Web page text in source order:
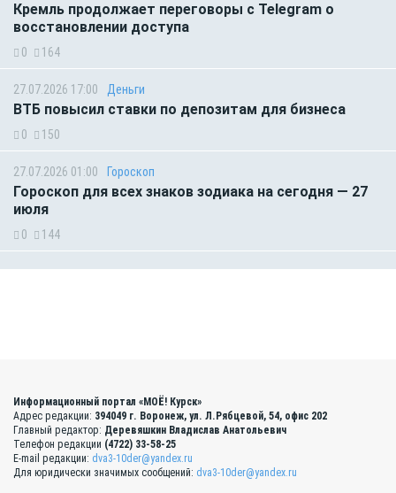
Кремль продолжает переговоры с Telegram о
восстановлении доступа
0 164
27.07.2026 17:00 Деньги
ВТБ повысил ставки по депозитам для бизнеса
0 150
27.07.2026 01:00 Гороскоп
Гороскоп для всех знаков зодиака на сегодня — 27
июля
0 144
Информационный портал «МОЁ! Курск»
Адрес редакции: 394049 г. Воронеж, ул. Л.Рябцевой, 54, офис 202
Главный редактор: Деревяшкин Владислав Анатольевич
Телефон редакции (4722) 33-58-25
E-mail редакции: dva3-10der@yandex.ru
Для юридически значимых сообщений: dva3-10der@yandex.ru